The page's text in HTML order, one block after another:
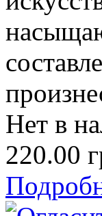
Нет в
220.00